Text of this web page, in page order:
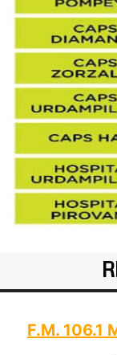
F.M. 106.1